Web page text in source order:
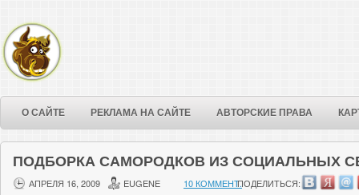
О САЙТЕ РЕКЛАМА НА САЙТЕ АВТОРСКИЕ ПРАВА
ПОДБОРКА САМОРОДКОВ ИЗ СОЦИАЛЬНЫХ
АПРЕЛЯ 16, 2009 EUGENE 10 КОММЕНТ.ПОДЕЛИТЬСЯ: